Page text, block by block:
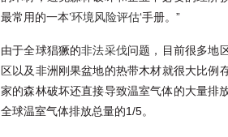
最常用的一本’环境风险评估‘手册。”
由于全球猖獗的非法采伐问题，目前很多地
区以及非洲刚果盆地的热带木材就很大比例
家的森林破坏还直接导致温室气体的大量排
全球温室气体排放总量的1/5。